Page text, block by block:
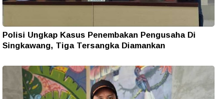
Polisi Ungkap Kasus Penembakan Pengusaha Di
Singkawang, Tiga Tersangka Diamankan